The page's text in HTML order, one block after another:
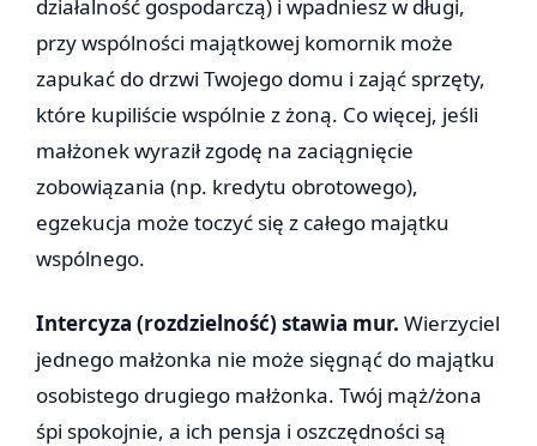
działalność gospodarczą) i wpadniesz w długi,
przy wspólności majątkowej komornik może
zapukać do drzwi Twojego domu i zająć sprzęty,
które kupiliście wspólnie z żoną. Co więcej, jeśli
małżonek wyraził zgodę na zaciągnięcie
zobowiązania (np. kredytu obrotowego),
egzekucja może toczyć się z całego majątku
wspólnego.
Intercyza (rozdzielność) stawia mur. Wierzyciel
jednego małżonka nie może sięgnąć do majątku
osobistego drugiego małżonka. Twój mąż/żona
śpi spokojnie, a ich pensja i oszczędności są